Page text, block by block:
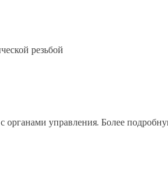
резьбой
органами управления. Более